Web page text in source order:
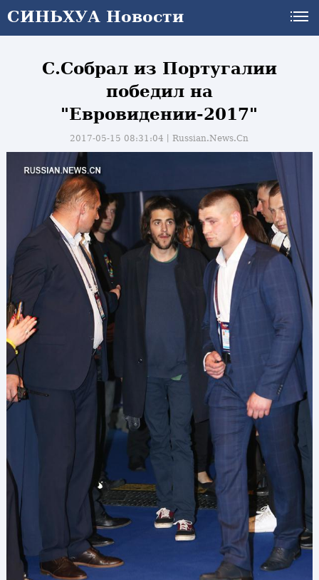
СИНЬХУА Новости
С.Собрал из Португалии
победил на
"Евровидении-2017"
2017-05-15 08:31:04丨Russian.News.Cn